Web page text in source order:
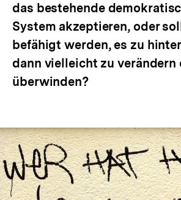
das bestehende
System akzeptieren, oder
befähigt werden, es zu
dann vielleicht zu verändern
überwinden?